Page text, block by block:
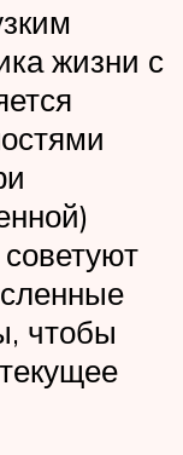
жизни с
чтобы